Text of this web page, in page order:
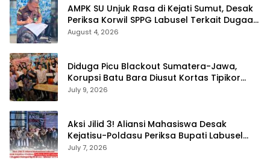
AMPK SU Unjuk Rasa di Kejati Sumut, Desak
Periksa Korwil SPPG Labusel Terkait Dugaan
Bobroknya Dapur Program MBG
August 4, 2026
Diduga Picu Blackout Sumatera-Jawa,
Korupsi Batu Bara Diusut Kortas Tipikor
Didukung P3H
July 9, 2026
Aksi Jilid 3! Aliansi Mahasiswa Desak
Kejatisu-Poldasu Periksa Bupati Labusel
Terkait Dugaan Korupsi Rp36 M dan ‘Misteri’
July 7, 2026